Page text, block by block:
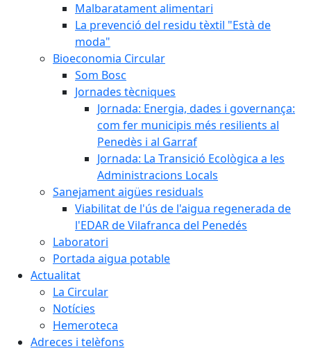
Malbaratament alimentari
La prevenció del residu tèxtil "Està de
moda"
Bioeconomia Circular
Som Bosc
Jornades tècniques
Jornada: Energia, dades i governança:
com fer municipis més resilients al
Penedès i al Garraf
Jornada: La Transició Ecològica a les
Administracions Locals
Sanejament aigües residuals
Viabilitat de l'ús de l'aigua regenerada de
l'EDAR de Vilafranca del Penedés
Laboratori
Portada aigua potable
Actualitat
La Circular
Notícies
Hemeroteca
Adreces i telèfons